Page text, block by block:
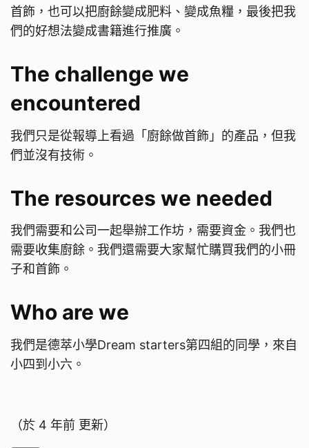
首飾，也可以把廚餘變成肥料、變成魚糧，最後把我
們的好想法變成書籍進行推廣。
The challenge we
encountered
我們只是從報導上看過「廚餘做首飾」的產品，但我
們並沒有技術。
The resources we needed
我們需要和公司一起舉辦工作坊，需要資金。我們也
需要收集廚餘。我們還需要大家幫忙購買我們的小冊
子和首飾。
Who are we
我們是德萃小學Dream starters第四組的同學，來自
小四到小六。
（於 4 年前 更新）